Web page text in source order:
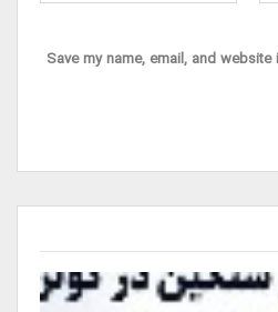
Save my name, email, and